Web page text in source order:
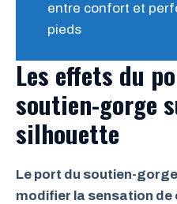
entre confort et
pieds
Les effets du
soutien-gorge
silhouette
Le port du soutien-
modifier la sensation de